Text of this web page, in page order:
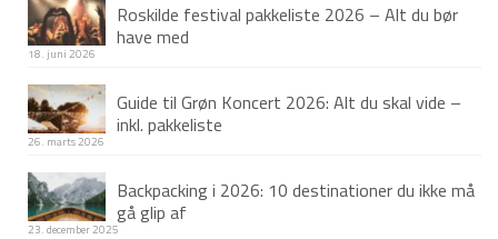
Roskilde festival pakkeliste 2026 – Alt du bør
have med
18. juni 2026
Guide til Grøn Koncert 2026: Alt du skal vide –
inkl. pakkeliste
26. marts 2026
Backpacking i 2026: 10 destinationer du ikke må
gå glip af
23. december 2025